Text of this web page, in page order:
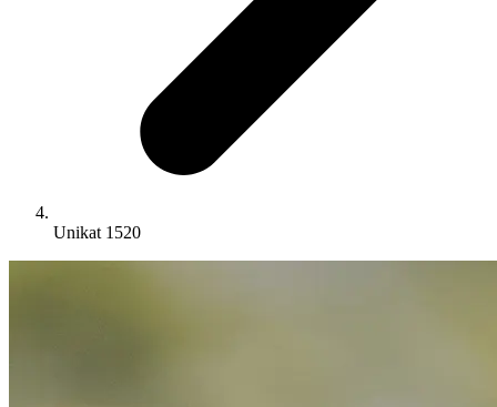
Unikat 1520